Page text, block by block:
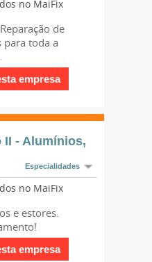
no MaiFix
de
para toda a
II - Alumínios,
Especialidades
no MaiFix
e estores.